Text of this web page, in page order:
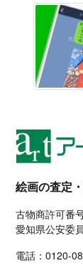
絵画の査定
古物商許可番
愛知県公安委
電話：0120-